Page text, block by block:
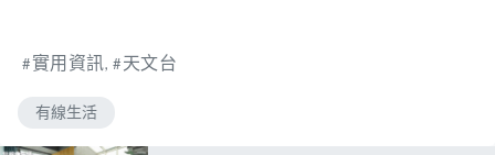
實用資訊 天文台
有線生活